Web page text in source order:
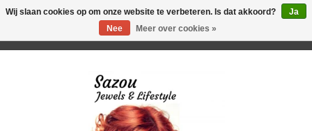
Wij slaan cookies op om onze website te verbeteren. Is dat akkoord?
Ja
Nee
Meer over cookies »